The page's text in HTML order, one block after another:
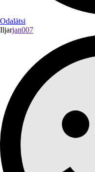
Odalätsi
Iljarjan007